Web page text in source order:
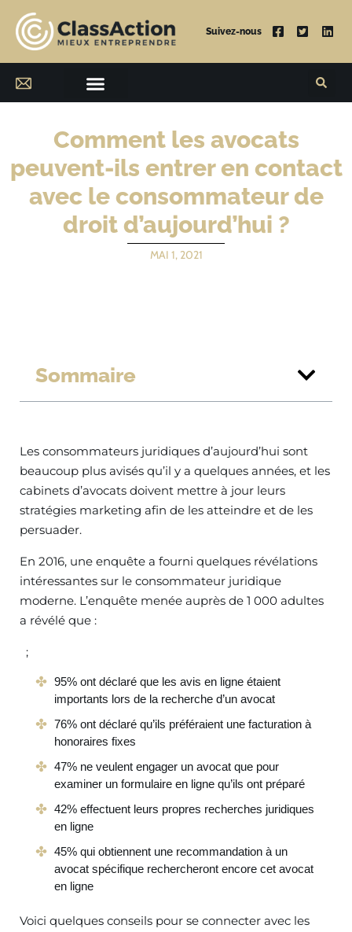
Suivez-nous
Comment les avocats
peuvent-ils entrer en contact
avec le consommateur de
droit d’aujourd’hui ?
MAI 1, 2021
Sommaire
Les consommateurs juridiques d’aujourd’hui sont
beaucoup plus avisés qu’il y a quelques années, et les
cabinets d’avocats doivent mettre à jour leurs
stratégies marketing afin de les atteindre et de les
persuader.
En 2016, une enquête a fourni quelques révélations
intéressantes sur le consommateur juridique
moderne. L’enquête menée auprès de 1 000 adultes
a révélé que :
;
95% ont déclaré que les avis en ligne étaient
importants lors de la recherche d’un avocat
76% ont déclaré qu’ils préféraient une facturation à
honoraires fixes
47% ne veulent engager un avocat que pour
examiner un formulaire en ligne qu’ils ont préparé
42% effectuent leurs propres recherches juridiques
en ligne
45% qui obtiennent une recommandation à un
avocat spécifique rechercheront encore cet avocat
en ligne
Voici quelques conseils pour se connecter avec les